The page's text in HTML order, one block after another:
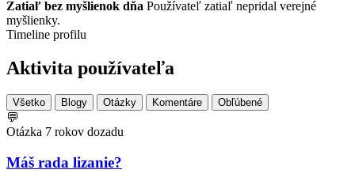
Zatiaľ bez myšlienok dňa Používateľ zatiaľ nepridal verejné
myšlienky.
Timeline profilu
Aktivita používateľa
Všetko Blogy Otázky Komentáre Obľúbené
💬
Otázka 7 rokov dozadu
Máš rada lizanie?